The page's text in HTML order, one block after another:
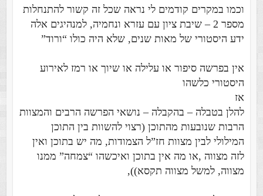
וכמו במקרים קודמים לי נראה שכל זה קשור להתנחלות
מספר 2 – שיבת ציון עם עזרא ונחמיה, למנהיגים אלה
ידע היסטורי של מאות שנים, שלא היה כולו “ורוד”
אין בפרשה סיפור או עלילה או שיוך או רמז לאירוע
היסטורי כלשהו
אז
להלן בטבלה – בהקבלה – נושאי הפרשה הרבים והמצוות
הרבות שנובעות מהתוכן (רצוי להשוות בין התוכן
המילולי לבין מצוות חז”ל הצמודות, מה יש בתוכן ואין
לזה מצווה ,או מה אין בתוכן ואיכשהו “צמחה” ממנו
מצווה, למשל מצווה תקסא)),